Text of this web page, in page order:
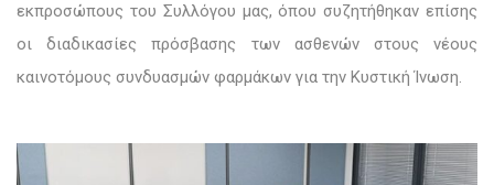
εκπροσώπους του Συλλόγου μας, όπου συζητήθηκαν επίσης
οι διαδικασίες πρόσβασης των ασθενών στους νέους
καινοτόμους συνδυασμών φαρμάκων για την Κυστική Ίνωση.